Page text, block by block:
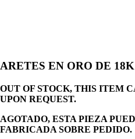
ARETES EN ORO DE
OUT OF STOCK, THIS ITEM
UPON REQUEST.
AGOTADO, ESTA PIEZA
FABRICADA SOBRE PEDIDO.